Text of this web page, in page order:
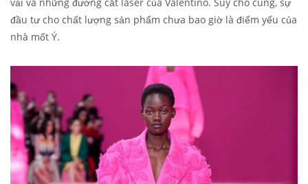
đầu tư cho chất lượng sản phẩm chưa bao giờ là điểm yếu của
nhà mốt Ý.